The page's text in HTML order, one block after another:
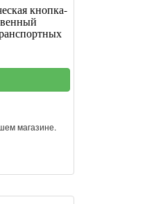
кнопка-
магазине.